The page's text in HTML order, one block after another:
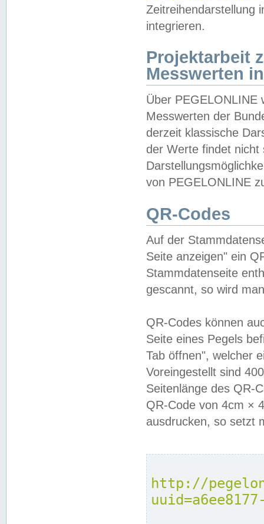
Zeitreihendarstellung
integrieren.
Projektarbeit
Messwerten
Über PEGELONLINE
Messwerten der
derzeit klassische
der Werte findet
von PEGELONLINE
QR-Codes
Auf der
Seite anzeigen" ein
Stammdatenseite
gescannt, so wird
QR-Codes können
Seite eines Pegels
Tab öffnen", welcher
Voreingestellt sind
Seitenlänge des QR-
QR-Code von 4cm ×
ausdrucken, so setzt
http://